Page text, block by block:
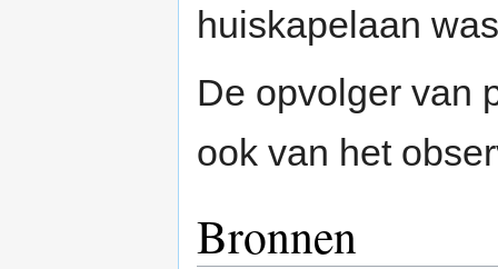
huiskapelaan
De opvolger van
ook van het
Bronnen